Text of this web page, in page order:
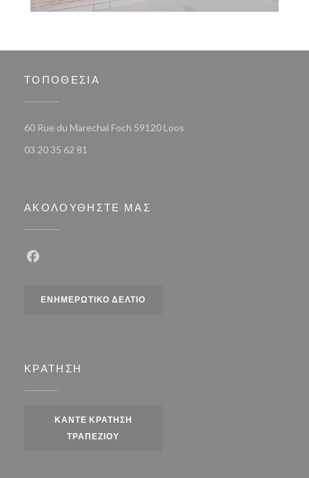
ΤΟΠΟΘΕΣΊΑ
60 Rue du Marechal Foch 59120 Loos
03 20 35 62 81
ΑΚΟΛΟΥΘΉΣΤΕ ΜΑΣ
ΕΝΗΜΕΡΩΤΙΚΌ ΔΕΛΤΊΟ
ΚΡΆΤΗΣΗ
ΚΆΝΤΕ ΚΡΆΤΗΣΗ
ΤΡΑΠΕΖΙΟΎ